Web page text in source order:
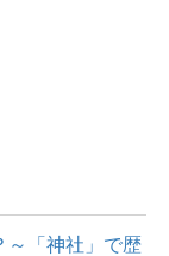
～「神社」で歴